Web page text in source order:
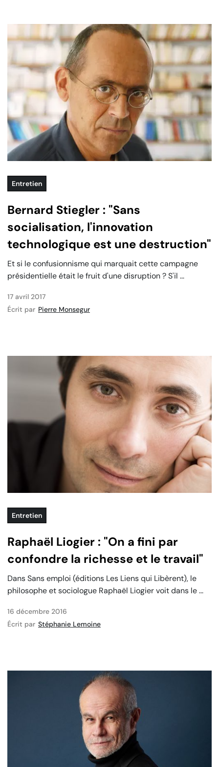
Entretien
Bernard Stiegler : "Sans
socialisation, l'innovation
technologique est une destruction"
Et si le confusionnisme qui marquait cette campagne
présidentielle était le fruit d'une disruption ? S'il ...
17 avril 2017
Écrit par Pierre Monsegur
Entretien
Raphaël Liogier : "On a fini par
confondre la richesse et le travail"
Dans Sans emploi (éditions Les Liens qui Libèrent), le
philosophe et sociologue Raphaël Liogier voit dans le ...
16 décembre 2016
Écrit par Stéphanie Lemoine